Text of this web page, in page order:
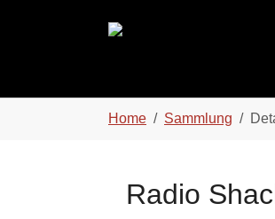
Home Sammlung
Radio